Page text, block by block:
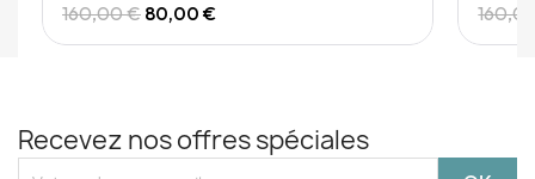
160,00 € 80,00 €
Recevez nos offres spéciales